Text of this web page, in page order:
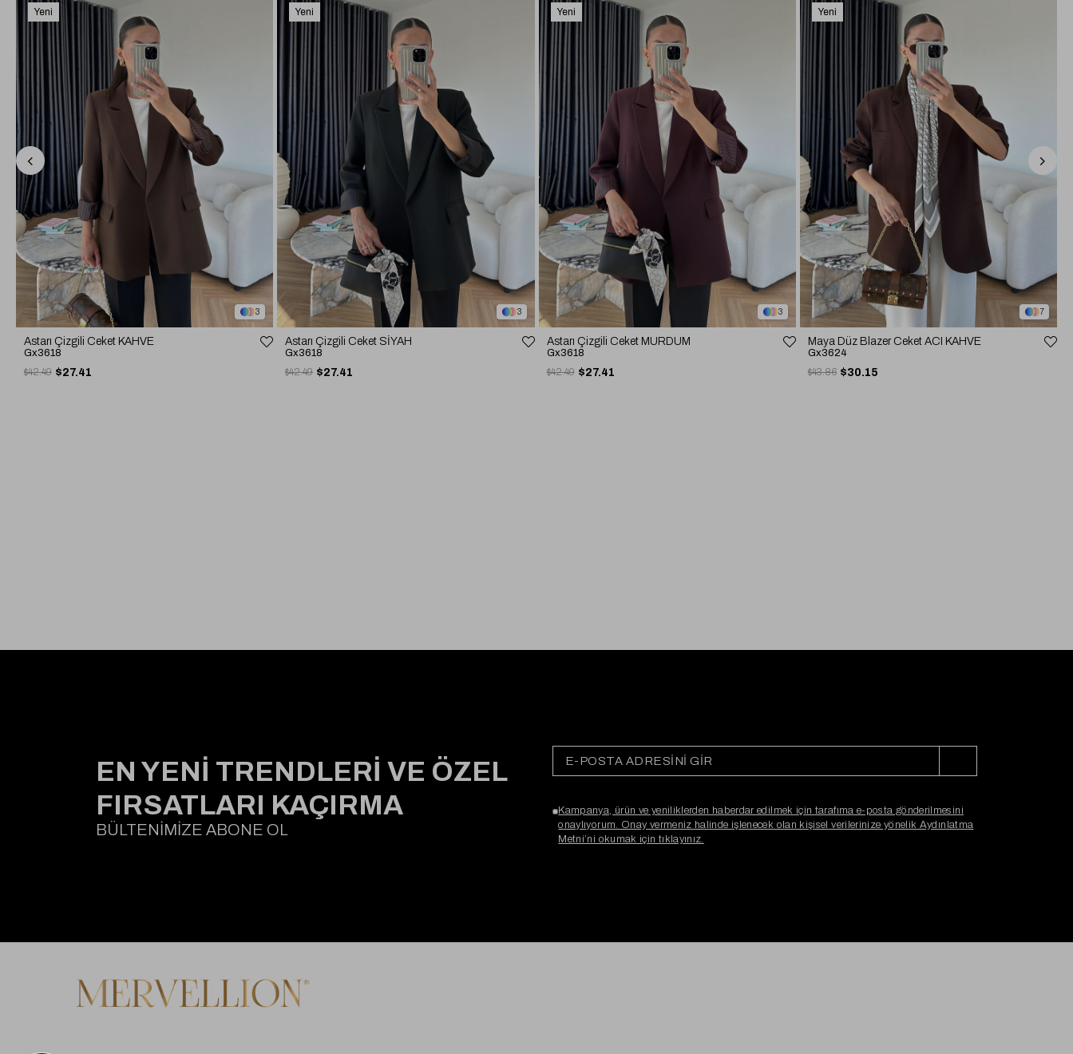
3
Astarı Çizgili Ceket KAHVE
Gx3618
$27.41
$42.49
Yeni
3
Astarı Çizgili Ceket SİYAH
Gx3618
$27.41
$42.49
Yeni
3
Astarı Çizgili Ceket MÜRDÜM
Gx3618
$27.41
$42.49
Yeni
7
Maya Düz Blazer Ceket ACI KAHVE
Gx3624
$30.15
$43.86
Yeni
EN YENİ TRENDLERİ VE ÖZEL
FIRSATLARI KAÇIRMA
BÜLTENİMİZE ABONE OL
Kampanya, ürün ve yeniliklerden haberdar edilmek için tarafıma e-posta gönderilmesini
onaylıyorum. Onay vermeniz halinde işlenecek olan kişisel verilerinize yönelik Aydınlatma
Metni’ni okumak için tıklayınız.